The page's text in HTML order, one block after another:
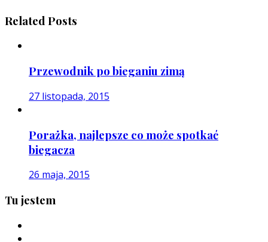
Related Posts
Przewodnik po bieganiu zimą
27 listopada, 2015
Porażka, najlepsze co może spotkać
biegacza
26 maja, 2015
Tu jestem